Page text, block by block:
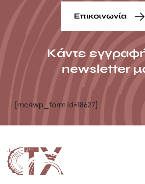
Επικοινωνία
Κάντε
newsletter
[mc4wp_form id=18627]